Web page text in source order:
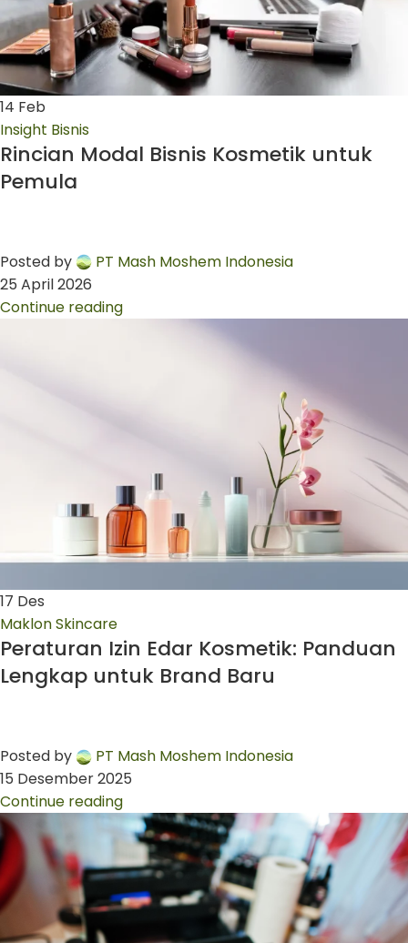
14 Feb
Insight Bisnis
Rincian Modal Bisnis Kosmetik untuk
Pemula
Posted by
PT Mash Moshem Indonesia
25 April 2026
Continue reading
17 Des
Maklon Skincare
Peraturan Izin Edar Kosmetik: Panduan
Lengkap untuk Brand Baru
Posted by
PT Mash Moshem Indonesia
15 Desember 2025
Continue reading